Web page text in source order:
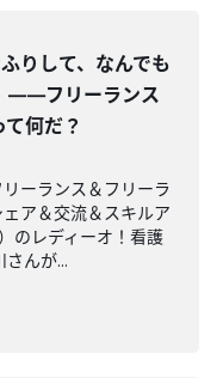
りして、なんでも
——フリーランス
何だ？
ーランス＆フリーラ
ア＆交流＆スキルア
のレディーオ！看護
んが...